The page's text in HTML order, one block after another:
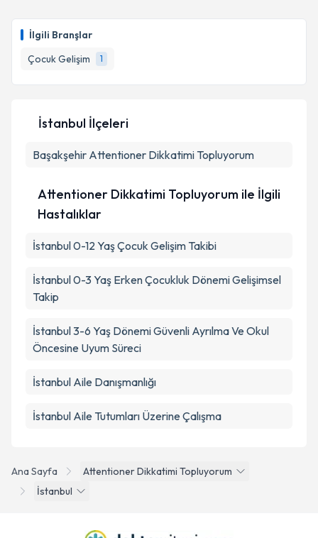
İlgili Branşlar
Çocuk Gelişim
1
için bir takvim hazırlandığında e-posta ile
bilgilendireceğiz.
E-posta Adresiniz
Kişisel verilerimin işlenmesine ilişkinAydınlatma
Ana Sayfa
Attentioner Dikkatimi Topluyorum
İstanbul
İstanbul İlçeleri
Başakşehir Attentioner Dikkatimi Topluyorum
Attentioner Dikkatimi Topluyorum ile İlgili
Hastalıklar
İstanbul 0-12 Yaş Çocuk Gelişim Takibi
İstanbul 0-3 Yaş Erken Çocukluk Dönemi Gelişimsel
Takip
İstanbul 3-6 Yaş Dönemi Güvenli Ayrılma Ve Okul
Öncesine Uyum Süreci
İstanbul Aile Danışmanlığı
İstanbul Aile Tutumları Üzerine Çalışma